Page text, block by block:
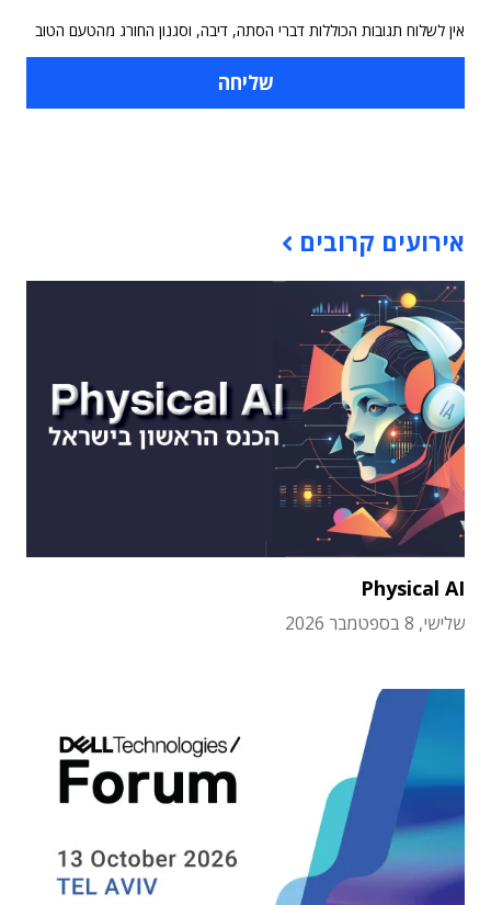
אין לשלוח תגובות הכוללות דברי הסתה, דיבה, וסגנון החורג מהטעם הטוב
אירועים קרובים
Physical AI
שלישי, 8 בספטמבר 2026